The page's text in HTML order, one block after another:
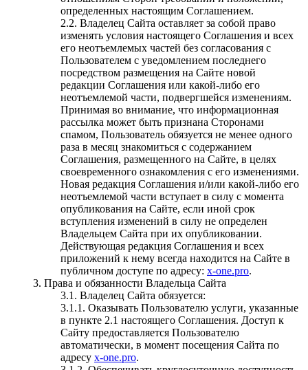
определенных настоящим Соглашением.
2.2. Владелец Сайта оставляет за собой право
изменять условия настоящего Соглашения и всех
его неотъемлемых частей без согласования с
Пользователем с уведомлением последнего
посредством размещения на Сайте новой
редакции Соглашения или какой-либо его
неотъемлемой части, подвергшейся изменениям.
Принимая во внимание, что информационная
рассылка может быть признана Сторонами
спамом, Пользователь обязуется не менее одного
раза в месяц знакомиться с содержанием
Соглашения, размещенного на Сайте, в целях
своевременного ознакомления с его изменениями.
Новая редакция Соглашения и/или какой-либо его
неотъемлемой части вступает в силу с момента
опубликования на Сайте, если иной срок
вступления изменений в силу не определен
Владельцем Сайта при их опубликовании.
Действующая редакция Соглашения и всех
приложений к нему всегда находится на Сайте в
публичном доступе по адресу: x-one.pro.
3. Права и обязанности Владельца Сайта
3.1. Владелец Сайта обязуется:
3.1.1. Оказывать Пользователю услуги, указанные
в пункте 2.1 настоящего Соглашения. Доступ к
Сайту предоставляется Пользователю
автоматически, в момент посещения Сайта по
адресу x-one.pro.